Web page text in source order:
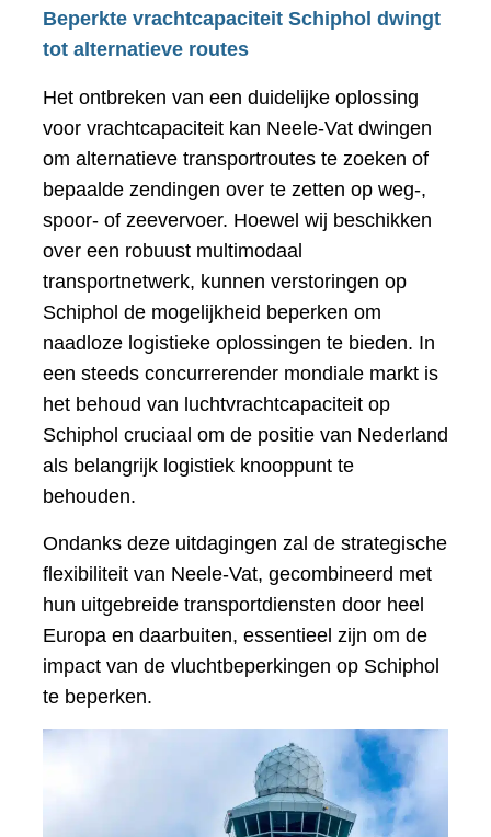
Beperkte vrachtcapaciteit Schiphol dwingt
tot alternatieve routes
Het ontbreken van een duidelijke oplossing
voor vrachtcapaciteit kan Neele-Vat dwingen
om alternatieve transportroutes te zoeken of
bepaalde zendingen over te zetten op weg-,
spoor- of zeevervoer. Hoewel wij beschikken
over een robuust multimodaal
transportnetwerk, kunnen verstoringen op
Schiphol de mogelijkheid beperken om
naadloze logistieke oplossingen te bieden. In
een steeds concurrerender mondiale markt is
het behoud van luchtvrachtcapaciteit op
Schiphol cruciaal om de positie van Nederland
als belangrijk logistiek knooppunt te
behouden.
Ondanks deze uitdagingen zal de strategische
flexibiliteit van Neele-Vat, gecombineerd met
hun uitgebreide transportdiensten door heel
Europa en daarbuiten, essentieel zijn om de
impact van de vluchtbeperkingen op Schiphol
te beperken.